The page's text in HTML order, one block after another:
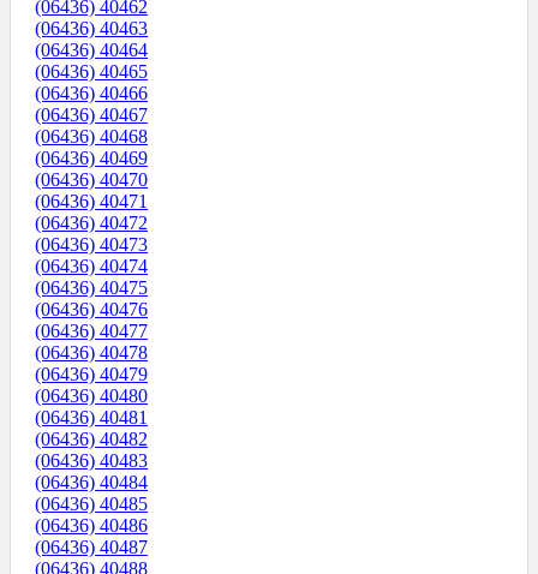
(06436) 40462
(06436) 40463
(06436) 40464
(06436) 40465
(06436) 40466
(06436) 40467
(06436) 40468
(06436) 40469
(06436) 40470
(06436) 40471
(06436) 40472
(06436) 40473
(06436) 40474
(06436) 40475
(06436) 40476
(06436) 40477
(06436) 40478
(06436) 40479
(06436) 40480
(06436) 40481
(06436) 40482
(06436) 40483
(06436) 40484
(06436) 40485
(06436) 40486
(06436) 40487
(06436) 40488